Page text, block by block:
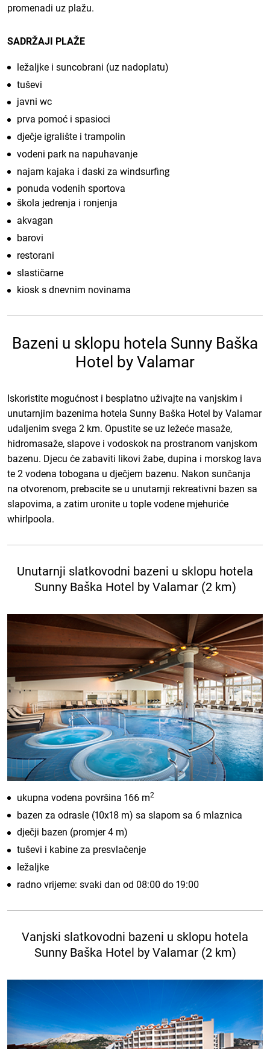
promenadi uz plažu.
SADRŽAJI PLAŽE
ležaljke i suncobrani (uz nadoplatu)
tuševi
javni wc
prva pomoć i spasioci
dječje igralište i trampolin
vodeni park na napuhavanje
najam kajaka i daski za windsurfing
ponuda vodenih sportova
škola jedrenja i ronjenja
akvagan
barovi
restorani
slastičarne
kiosk s dnevnim novinama
Bazeni u sklopu hotela Sunny Baška
Hotel by Valamar
Iskoristite mogućnost i besplatno uživajte na vanjskim i
unutarnjim bazenima hotela Sunny Baška Hotel by Valamar
udaljenim svega 2 km. Opustite se uz ležeće masaže,
hidromasaže, slapove i vodoskok na prostranom vanjskom
bazenu. Djecu će zabaviti likovi žabe, dupina i morskog lava
te 2 vodena tobogana u dječjem bazenu. Nakon sunčanja
na otvorenom, prebacite se u unutarnji rekreativni bazen sa
slapovima, a zatim uronite u tople vodene mjehuriće
whirlpoola.
Unutarnji slatkovodni bazeni u sklopu hotela
Sunny Baška Hotel by Valamar (2 km)
ukupna vodena površina 166 m2
bazen za odrasle (10x18 m) sa slapom sa 6 mlaznica
dječji bazen (promjer 4 m)
tuševi i kabine za presvlačenje
ležaljke
radno vrijeme: svaki dan od 08:00 do 19:00
Vanjski slatkovodni bazeni u sklopu hotela
Sunny Baška Hotel by Valamar (2 km)